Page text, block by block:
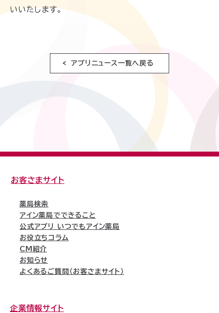
いいたします。
アプリニュース一覧へ戻る
お客さまサイト
薬局検索
アイン薬局でできること
公式アプリ いつでもアイン薬局
お役立ちコラム
CM紹介
お知らせ
よくあるご質問（お客さまサイト）
企業情報サイト